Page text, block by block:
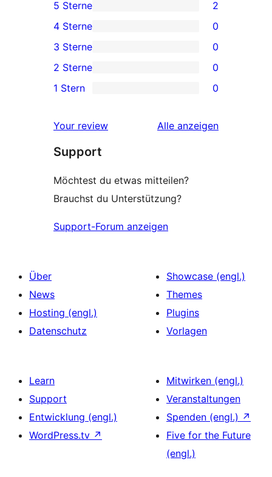
2 5-
Sterne-
Rezensionen
5 Sterne 2
0 4-
Sterne-
Rezensionen
4 Sterne 0
0 3-
Sterne-
Rezensionen
3 Sterne 0
0 2-
Sterne-
2 Sterne 0
0 1-
Rezensionen
1 Stern 0
Your review Alle Rezensionen
anzeigen
Support
Möchtest du etwas mitteilen?
Brauchst du Unterstützung?
Support-Forum anzeigen
Über
News
Hosting (engl.)
Datenschutz
Showcase (engl.)
Themes
Plugins
Vorlagen
Learn
Support
Entwicklung (engl.)
WordPress.tv ↗
Mitwirken (engl.)
Veranstaltungen
Spenden (engl.) ↗
Five for the Future
(engl.)